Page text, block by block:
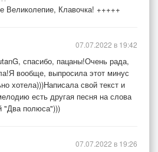
Великолепие, Клавочка! +++++
спасибо, пацаны!Очень рада,
вообще, выпросила этот минус
хотела)))Написала свой текст и
есть другая песня на слова
"Два полюса")))
07.07.2022 в 19:42
07.07.2022 в 19:26